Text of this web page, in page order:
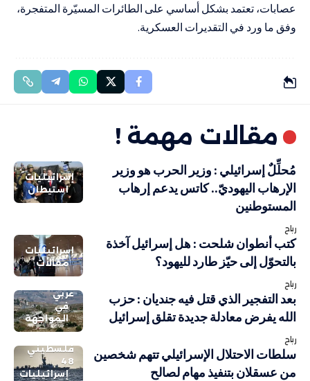
عصابات، تعتمد بشكل أساسي على الطائرات المسيّرة المتفجرة،
وفق ما ورد في التقديرات العسكرية.
مقالات مهمة !
إسرائيليات
استيطان
مُحلِّلٌ إسرائيلي : وزير الحرب هو وزير
الإرهاب اليهوديّ.. كاتس يدعم إرهاب
المستوطنين
رباح
إسرائيليات
مقالات
كتب أنطوان شلحت : هل إسرائيل آخذة
بالتحوّل إلى حيّز طارد لليهود؟
رباح
عربي
في
المواجهة
بعد التفجير الذي قتل فيه جنديان : حزب
الله يفرض معادلة جديدة تقلق إسرائيل
رباح
فلسطيني
48
إسرائيليات
سلطات الاحتلال الإسرائيلي تتهم شخصين
من عسقلان بتنفيذ مهام لصالح